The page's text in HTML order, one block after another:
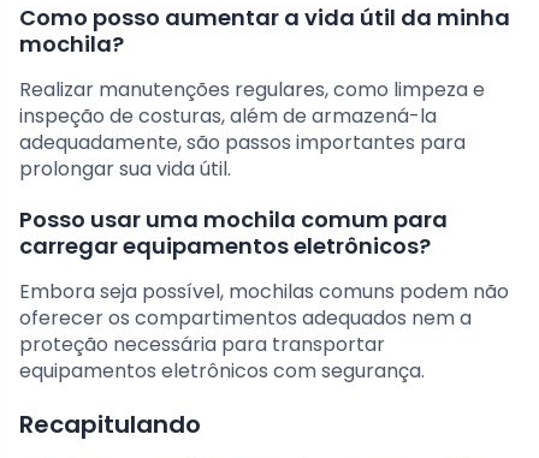
Como posso aumentar a vida útil da minha
mochila?
Realizar manutenções regulares, como limpeza e
inspeção de costuras, além de armazená-la
adequadamente, são passos importantes para
prolongar sua vida útil.
Posso usar uma mochila comum para
carregar equipamentos eletrônicos?
Embora seja possível, mochilas comuns podem não
oferecer os compartimentos adequados nem a
proteção necessária para transportar
equipamentos eletrônicos com segurança.
Recapitulando